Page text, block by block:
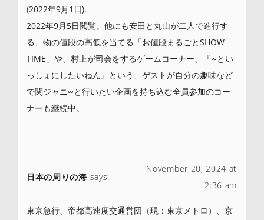
(2022年9月1日).
2022年9月5日閲覧。他にも安田と丸山が二人で進行す
る、物の値段の高低を当てる「お値段まるごとSHOW
TIME」や、村上が司会をするゲームコーナー、『∞とい
っしょにしたいねん』という、ゲストが自分の趣味など
で関ジャニ∞と行いたい企画を持ち込む全員参加のコー
ナーも継続中。
日本の周りの海 says:
November 20, 2024 at
2:36 am
東京急行、帝都高速度交通営団（現：東京メトロ）、京